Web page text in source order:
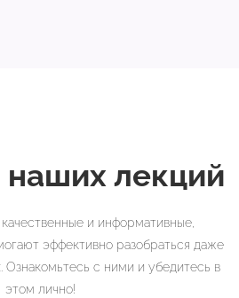
лекций
и информативные,
эффективно разобраться даже
с ними и убедитесь в
этом лично!